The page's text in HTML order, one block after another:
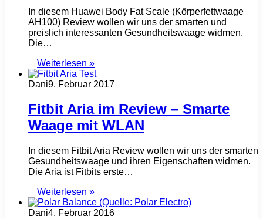
In diesem Huawei Body Fat Scale (Körperfettwaage
AH100) Review wollen wir uns der smarten und
preislich interessanten Gesundheitswaage widmen.
Die…
Weiterlesen »
Dani9. Februar 2017
Fitbit Aria im Review – Smarte
Waage mit WLAN
In diesem Fitbit Aria Review wollen wir uns der smarten
Gesundheitswaage und ihren Eigenschaften widmen.
Die Aria ist Fitbits erste…
Weiterlesen »
Dani4. Februar 2016